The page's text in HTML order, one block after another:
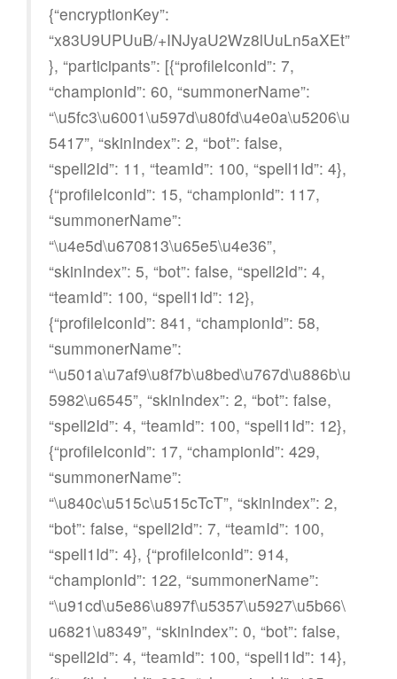
{“encryptionKey”:
“x83U9UPUuB/+INJyaU2Wz8lUuLn5aXEt”
}, “participants”: [{“profileIconId”: 7,
“championId”: 60, “summonerName”:
“\u5fc3\u6001\u597d\u80fd\u4e0a\u5206\u
5417”, “skinIndex”: 2, “bot”: false,
“spell2Id”: 11, “teamId”: 100, “spell1Id”: 4},
{“profileIconId”: 15, “championId”: 117,
“summonerName”:
“\u4e5d\u670813\u65e5\u4e36”,
“skinIndex”: 5, “bot”: false, “spell2Id”: 4,
“teamId”: 100, “spell1Id”: 12},
{“profileIconId”: 841, “championId”: 58,
“summonerName”:
“\u501a\u7af9\u8f7b\u8bed\u767d\u886b\u
5982\u6545”, “skinIndex”: 2, “bot”: false,
“spell2Id”: 4, “teamId”: 100, “spell1Id”: 12},
{“profileIconId”: 17, “championId”: 429,
“summonerName”:
“\u840c\u515c\u515cTcT”, “skinIndex”: 2,
“bot”: false, “spell2Id”: 7, “teamId”: 100,
“spell1Id”: 4}, {“profileIconId”: 914,
“championId”: 122, “summonerName”:
“\u91cd\u5e86\u897f\u5357\u5927\u5b66\
u6821\u8349”, “skinIndex”: 0, “bot”: false,
“spell2Id”: 4, “teamId”: 100, “spell1Id”: 14},